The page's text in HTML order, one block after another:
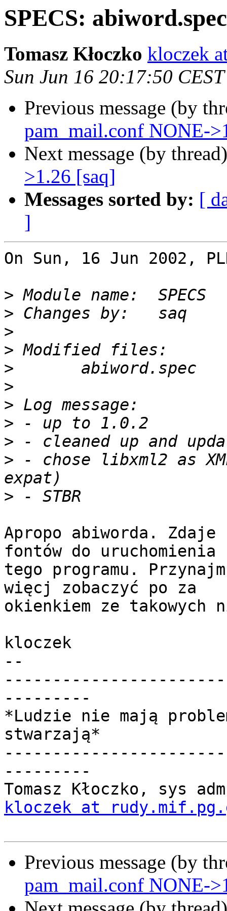
SPECS:
Tomasz Kłoczko kloczek
Sun Jun 16 20:17:50
Previous message (by
pam_mail.conf NONE-
Next message (by
>1.26 [saq]
Messages sorted by: [
]
On Sun, 16 Jun 2002,
>
>
>
>
>
>
>
>
>
> - chose libxml2 as
>
Apropo abiworda. Zdaje
fontów do uruchomienia
tego programu.
więcj zobaczyć po za
okienkiem ze takowych
kloczek
--
---------
*Ludzie nie mają
stwarzają*
---------
kloczek at
Previous message (by
pam_mail.conf NONE-